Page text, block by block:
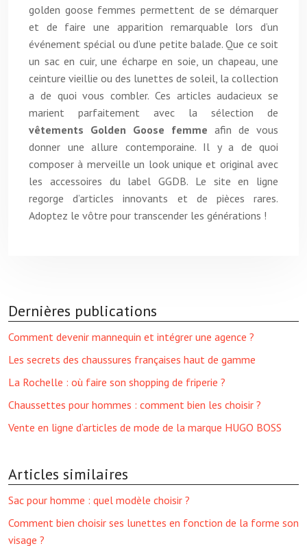
golden goose femmes permettent de se démarquer
et de faire une apparition remarquable lors d’un
événement spécial ou d’une petite balade. Que ce soit
un sac en cuir, une écharpe en soie, un chapeau, une
ceinture vieillie ou des lunettes de soleil, la collection
a de quoi vous combler. Ces articles audacieux se
marient parfaitement avec la sélection de
vêtements Golden Goose femme afin de vous
donner une allure contemporaine. Il y a de quoi
composer à merveille un look unique et original avec
les accessoires du label GGDB. Le site en ligne
regorge d’articles innovants et de pièces rares.
Adoptez le vôtre pour transcender les générations !
Dernières publications
Comment devenir mannequin et intégrer une agence ?
Les secrets des chaussures françaises haut de gamme
La Rochelle : où faire son shopping de friperie ?
Chaussettes pour hommes : comment bien les choisir ?
Vente en ligne d’articles de mode de la marque HUGO BOSS
Articles similaires
Sac pour homme : quel modèle choisir ?
Comment bien choisir ses lunettes en fonction de la forme son
visage ?